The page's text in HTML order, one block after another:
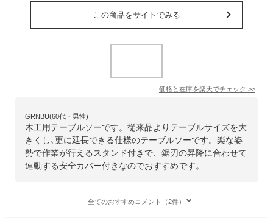
この商品をサイトでみる
価格と在庫を楽天でチェック >>
GRNBU(60代・男性)
木工用テーブルソーです。従来品よりテーブルサイズを大
きくし､更に延長できる仕様のテーブルソーです。楽な姿
勢で作業が行えるスタンド付きで、鋸刃の昇降に合わせて
連動する安全カバー付きなのでおすすめです。
全てのおすすめコメント（2件）